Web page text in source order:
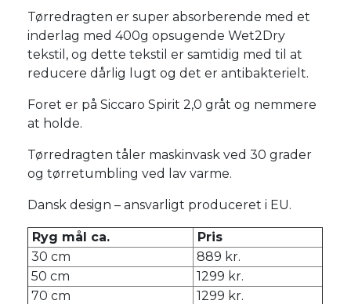
Tørredragten er super absorberende med et
inderlag med 400g opsugende Wet2Dry
tekstil, og dette tekstil er samtidig med til at
reducere dårlig lugt og det er antibakterielt.
Foret er på Siccaro Spirit 2,0 gråt og nemmere
at holde.
Tørredragten tåler maskinvask ved 30 grader
og tørretumbling ved lav varme.
Dansk design – ansvarligt produceret i EU.
Ryg mål ca.
Pris
30 cm
889 kr.
50 cm
1299 kr.
70 cm
1299 kr.